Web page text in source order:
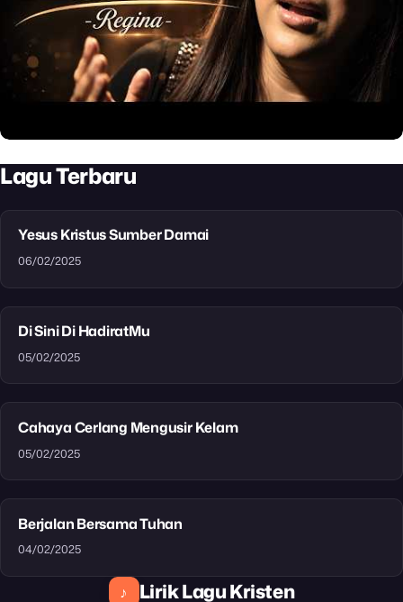
Lagu Terbaru
Yesus Kristus Sumber Damai
06/02/2025
Di Sini Di HadiratMu
05/02/2025
Cahaya Cerlang Mengusir Kelam
05/02/2025
Berjalan Bersama Tuhan
04/02/2025
♪ Lirik Lagu Kristen